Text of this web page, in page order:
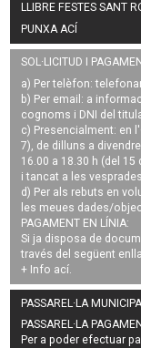
LLIBRE FESTES SANT
PUNXA ACÍ
SOL·LICITUD I
a) Per telèfon:
b) Per email: a
cognoms i DNI del
c) Presencialment: en
7), de dilluns a
16.00 a 18.30 h (del
i tancat a les
d) Per als rebuts en
les meues dades/
PAGAMENT EN LÍNIA:
Si ja disposa de
través del següent
+ Info ací.
PASSAREL·LA
PASSAREL·LA
Per a poder efectuar